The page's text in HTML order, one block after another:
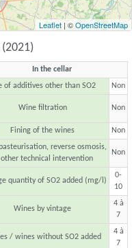
Leaflet | ©OpenStreetMap
In the cellar
of additives other than SO2
Non
Wine filtration Non
Fining of the wines Non
reverse osmosis,
technical intervention
Non
quantity of SO2 added (mg/l)
0-
10
Wines by vintage
4 à
7
/ wines without SO2 added
4 à
7